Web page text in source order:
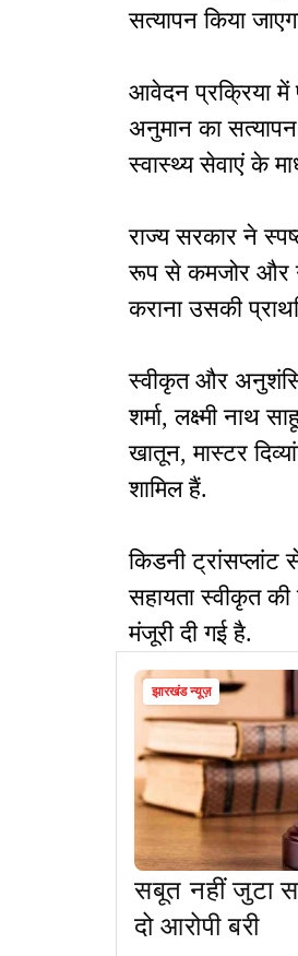
सत्यापन किया
आवेदन प्रक्रिया में
अनुमान का
स्वास्थ्य सेवाएं के
राज्य सरकार ने
रूप से कमजोर और
कराना उसकी
स्वीकृत और
शर्मा, लक्ष्मी नाथ
खातून, मास्टर
शामिल हैं.
किडनी ट्रांसप्लांट
सहायता स्वीकृत
मंजूरी दी गई है.
झारखंड न्यूज़
सबूत नहीं जुटा
दो आरोपी बरी